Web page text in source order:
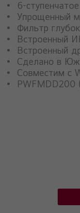
6-
Упрощенный
Фильтр
Встроенный
Встроенный
Сделано в
Совместим с
PWFMDD200